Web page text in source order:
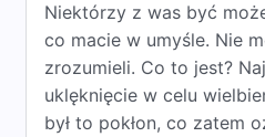
Niektórzy z was być
co macie w umyśle. Nie
zrozumieli. Co to jest?
uklęknięcie w celu
był to pokłon, co zatem